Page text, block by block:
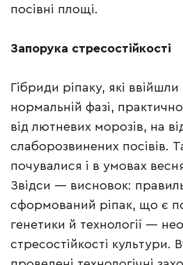
посівні площі.
Запорука стресостійкості
Гібриди ріпаку, які
нормальній фазі,
від лютневих морозів, на
слаборозвинених посівів.
почувалися і в умовах
Звідси — висновок:
сформований ріпак, що є
генетики й технології —
стресостійкості культури.